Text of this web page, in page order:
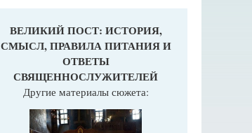
ВЕЛИКИЙ ПОСТ: ИСТОРИЯ,
СМЫСЛ, ПРАВИЛА ПИТАНИЯ И
ОТВЕТЫ
СВЯЩЕННОСЛУЖИТЕЛЕЙ
Другие материалы сюжета: